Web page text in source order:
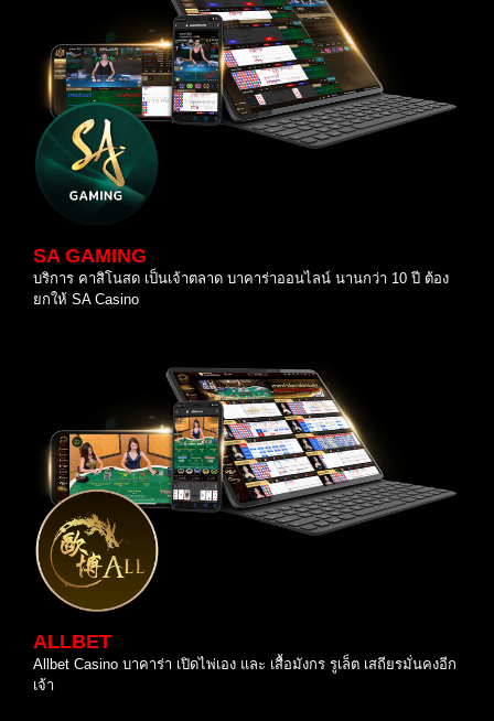
SA GAMING
บริการ คาสิโนสด เป็นเจ้าตลาด บาคาร่าออนไลน์ นานกว่า 10 ปี ต้อง
ยกให้ SA Casino
ALLBET
Allbet Casino บาคาร่า เปิดไพ่เอง และ เสื้อมังกร รูเล็ต เสถียรมั่นคงอีก
เจ้า